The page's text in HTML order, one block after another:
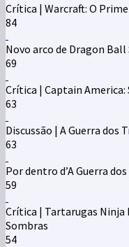
Crítica | Warcraft: O
84
Novo arco de Dragon
69
Crítica | Captain America:
63
Discussão | A Guerra dos
63
Por dentro d’A Guerra
59
Crítica | Tartarugas Ninja
Sombras
54